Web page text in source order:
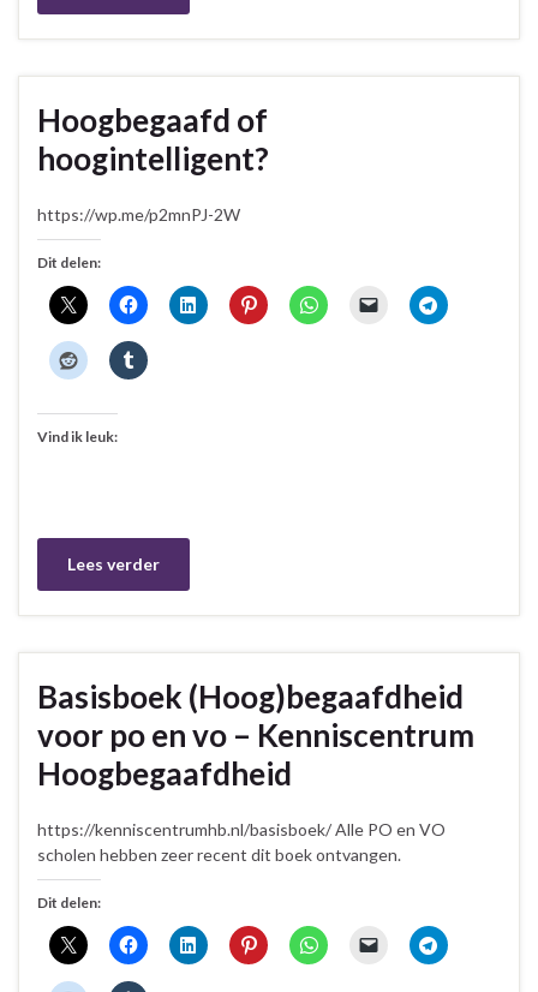
Hoogbegaafd of
hoogintelligent?
https://wp.me/p2mnPJ-2W
Dit delen:
Vind ik leuk:
Lees verder
Basisboek (Hoog)begaafdheid
voor po en vo – Kenniscentrum
Hoogbegaafdheid
https://kenniscentrumhb.nl/basisboek/ Alle PO en VO
scholen hebben zeer recent dit boek ontvangen.
Dit delen: